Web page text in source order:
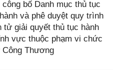
bố Danh mục thủ tục
và phê duyệt quy trình
tử giải quyết thủ tục hành
vực thuộc phạm vi chức
Công Thương